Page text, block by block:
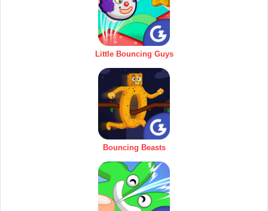
Little Bouncing Guys
Bouncing Beasts